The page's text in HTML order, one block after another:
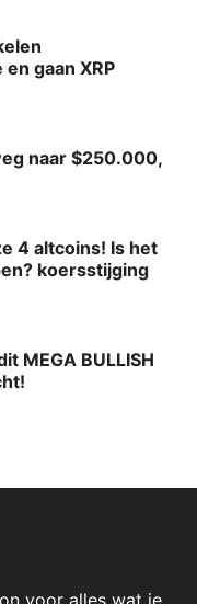
gaan XRP
naar $250.000,
4 altcoins! Is het
koersstijging
MEGA BULLISH
voor alles wat je